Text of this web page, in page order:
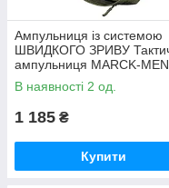
Ампульниця із системою
ШВИДКОГО ЗРИВУ
ампульниця MARCK-MEN
Захисна відривна
ампульниця Органайзер
В наявності 2 од.
1 185 ₴
Купити